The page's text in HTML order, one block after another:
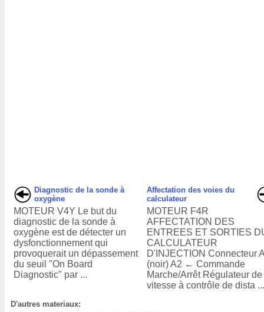
Diagnostic de la sonde à
oxygène
MOTEUR V4Y Le but du
diagnostic de la sonde à
oxygène est de détecter un
dysfonctionnement qui
provoquerait un dépassement
du seuil "On Board
Diagnostic" par ...
Affectation des voies du
calculateur
MOTEUR F4R
AFFECTATION DES
ENTREES ET SORTIES
CALCULATEUR
D'INJECTION Connecteur
(noir) A2 ← Commande
Marche/Arrêt Régulateur de
vitesse à contrôle de dista
D'autres materiaux: